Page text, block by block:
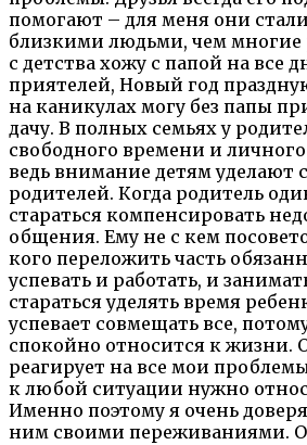
помогают – для меня они
близкими людьми, чем многие
с детства хожу с папой на все
приятелей, Новый год
на каникулах могу без папы
дачу. В полных семьях у
свободного времени и
ведь внимание детям уделают
родителей. Когда родитель
стараться компенсировать
общения. Ему не с кем
кого переложить часть
успевать и работать, и
стараться уделять время
успевает совмещать все,
спокойно относится к жизни.
реагирует на все мои
к любой ситуации нужно
Именно поэтому я очень
ним своими переживаниями.